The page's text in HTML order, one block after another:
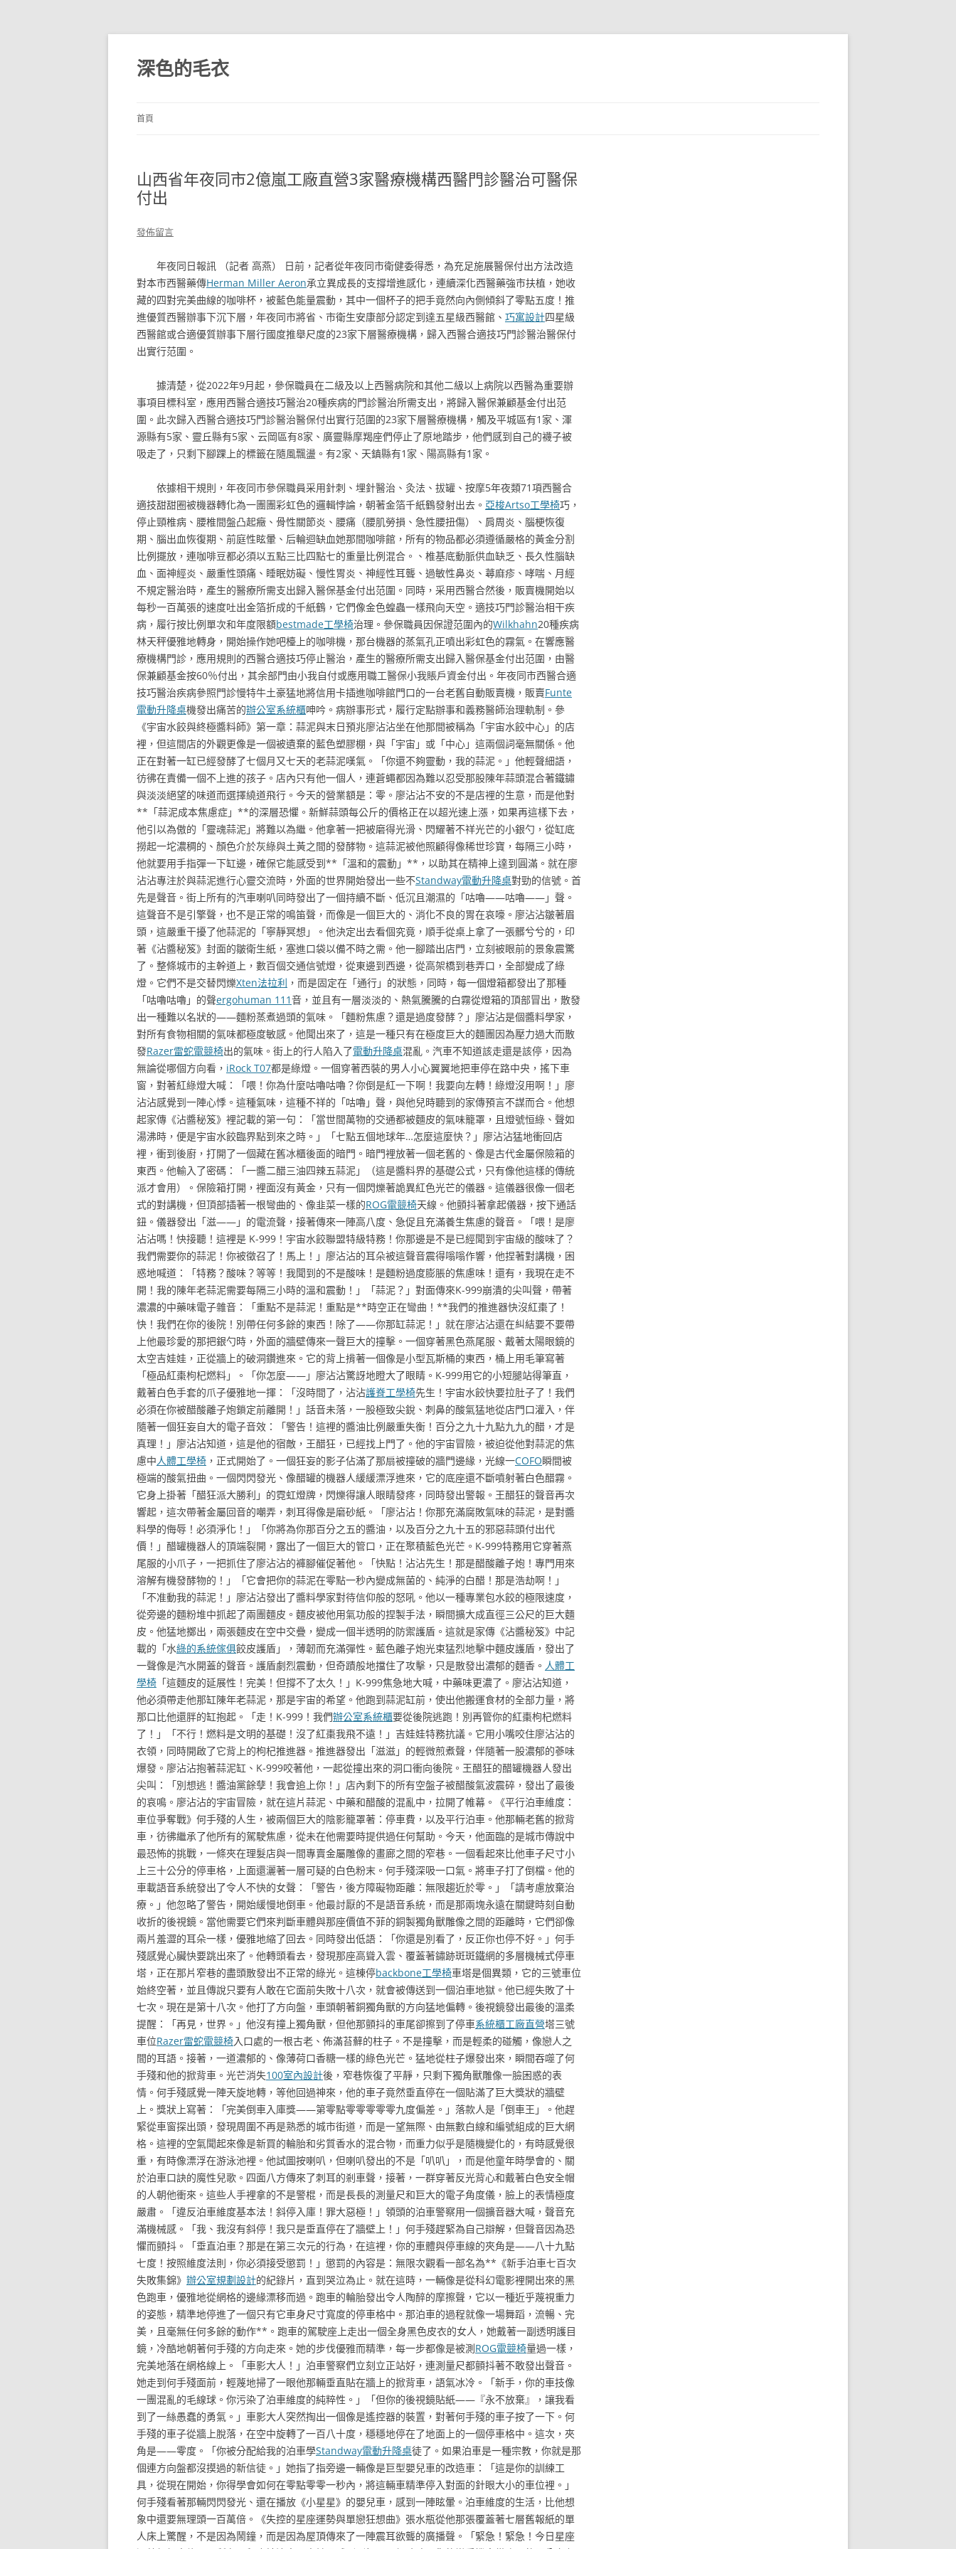
跳
主
要
內
深色的毛衣
首頁
山西省年夜同市2億嵐工廠直營3家醫療機構西醫門診醫治可醫保
付出
發佈留言
年夜同日報訊 （記者 高燕） 日前，記者從年夜同市衛健委得悉，為充足施展醫保付出方法改造
對本市西醫藥傳Herman Miller Aeron承立異成長的支撐增進感化，連續深化西醫藥強市扶植，她收
藏的四對完美曲線的咖啡杯，被藍色能量震動，其中一個杯子的把手竟然向內側傾斜了零點五度！推
進優質西醫辦事下沉下層，年夜同市將省、市衛生安康部分認定到達五星級西醫館、 巧寓設計四星級
西醫館或合適優質辦事下層行國度推舉尺度的23家下層醫療機構，歸入西醫合適技巧門診醫治醫保付
出實行范圍。
據清楚，從2022年9月起，參保職員在二級及以上西醫病院和其他二級以上病院以西醫為重要辦
事項目標科室，應用西醫合適技巧醫治20種疾病的門診醫治所需支出，將歸入醫保兼顧基金付出范
圍。此次歸入西醫合適技巧門診醫治醫保付出實行范圍的23家下層醫療機構，觸及平城區有1家、渾
源縣有5家、靈丘縣有5家、云岡區有8家、廣靈縣摩羯座們停止了原地踏步，他們感到自己的襪子被
吸走了，只剩下腳踝上的標籤在隨風飄盪。有2家、天鎮縣有1家、陽高縣有1家。
依據相干規則，年夜同市參保職員采用針刺、埋針醫治、灸法、拔罐、按摩5年夜類71項西醫合
適技甜甜圈被機器轉化為一團團彩虹色的邏輯悖論，朝著金箔千紙鶴發射出去。 亞梭Artso工學椅巧，
停止頸椎病、腰椎間盤凸起癥、骨性關節炎、腰痛（腰肌勞損、急性腰扭傷）、肩周炎、腦梗恢復
期、腦出血恢復期、前庭性眩暈、后輪迴缺血她那間咖啡館，所有的物品都必須遵循嚴格的黃金分割
比例擺放，連咖啡豆都必須以五點三比四點七的重量比例混合。、椎基底動脈供血缺乏、長久性腦缺
血、面神經炎、嚴重性頭痛、睡眠妨礙、慢性胃炎、神經性耳聾、過敏性鼻炎、蕁麻疹、哮喘、月經
不規定醫治時，產生的醫療所需支出歸入醫保基金付出范圍。同時，采用西醫合然後，販賣機開始以
每秒一百萬張的速度吐出金箔折成的千紙鶴，它們像金色蝗蟲一樣飛向天空。適技巧門診醫治相干疾
病，履行按比例單次和年度限額bestmade工學椅治理。參保職員因保證范圍內的Wilkhahn20種疾病
林天秤優雅地轉身，開始操作她吧檯上的咖啡機，那台機器的蒸氣孔正噴出彩虹色的霧氣。在響應醫
療機構門診，應用規則的西醫合適技巧停止醫治，產生的醫療所需支出歸入醫保基金付出范圍，由醫
保兼顧基金按60％付出，其余部門由小我自付或應用職工醫保小我賬戶資金付出。年夜同市西醫合適
技巧醫治疾病參照門診慢特牛土豪猛地將信用卡插進咖啡館門口的一台老舊自動販賣機，販賣Funte
電動升降桌機發出痛苦的辦公室系統櫃呻吟。病辦事形式，履行定點辦事和義務醫師治理軌制。參
《宇宙水餃與終極醬料師》第一章：蒜泥與末日預兆廖沾沾坐在他那間被稱為「宇宙水餃中心」的店
裡，但這間店的外觀更像是一個被遺棄的藍色塑膠棚，與「宇宙」或「中心」這兩個詞毫無關係。他
正在對著一缸已經發酵了七個月又七天的老蒜泥嘆氣。「你還不夠靈動，我的蒜泥。」他輕聲細語，
彷彿在責備一個不上進的孩子。店內只有他一個人，連蒼蠅都因為難以忍受那股陳年蒜頭混合著鐵鏽
與淡淡絕望的味道而選擇繞道飛行。今天的營業額是：零。廖沾沾不安的不是店裡的生意，而是他對
**「蒜泥成本焦慮症」**的深層恐懼。新鮮蒜頭每公斤的價格正在以超光速上漲，如果再這樣下去，
他引以為傲的「靈魂蒜泥」將難以為繼。他拿著一把被磨得光滑、閃耀著不祥光芒的小銀勺，從缸底
撈起一坨濃稠的、顏色介於灰綠與土黃之間的發酵物。這蒜泥被他照顧得像稀世珍寶，每隔三小時，
他就要用手指彈一下缸邊，確保它能感受到**「溫和的震動」**，以助其在精神上達到圓滿。就在廖
沾沾專注於與蒜泥進行心靈交流時，外面的世界開始發出一些不Standway電動升降桌對勁的信號。首
先是聲音。街上所有的汽車喇叭同時發出了一個持續不斷、低沉且潮濕的「咕嚕——咕嚕——」聲。
這聲音不是引擎聲，也不是正常的鳴笛聲，而像是一個巨大的、消化不良的胃在哀嚎。廖沾沾皺著眉
頭，這嚴重干擾了他蒜泥的「寧靜冥想」。他決定出去看個究竟，順手從桌上拿了一張髒兮兮的，印
著《沾醬秘笈》封面的皺衛生紙，塞進口袋以備不時之需。他一腳踏出店門，立刻被眼前的景象震驚
了。整條城市的主幹道上，數百個交通信號燈，從東邊到西邊，從高架橋到巷弄口，全部變成了綠
燈。它們不是交替閃爍Xten法拉利 ，而是固定在「通行」的狀態，同時，每一個燈箱都發出了那種
「咕嚕咕嚕」的聲ergohuman 111音，並且有一層淡淡的、熱氣騰騰的白霧從燈箱的頂部冒出，散發
出一種難以名狀的——麵粉蒸煮過頭的氣味。「麵粉焦慮？還是過度發酵？」廖沾沾是個醬料學家，
對所有食物相關的氣味都極度敏感。他聞出來了，這是一種只有在極度巨大的麵團因為壓力過大而散
發Razer雷蛇電競椅出的氣味。街上的行人陷入了電動升降桌混亂。汽車不知道該走還是該停，因為
無論從哪個方向看， iRock T07都是綠燈。一個穿著西裝的男人小心翼翼地把車停在路中央，搖下車
窗，對著紅綠燈大喊：「喂！你為什麼咕嚕咕嚕？你倒是紅一下啊！我要向左轉！綠燈沒用啊！」廖
沾沾感覺到一陣心悸。這種氣味，這種不祥的「咕嚕」聲，與他兒時聽到的家傳預言不謀而合。他想
起家傳《沾醬秘笈》裡記載的第一句：「當世間萬物的交通都被麵皮的氣味籠罩，且燈號恒綠、聲如
湯沸時，便是宇宙水餃臨界點到來之時。」「七點五個地球年…怎麼這麼快？」廖沾沾猛地衝回店
裡，衝到後廚，打開了一個藏在舊冰櫃後面的暗門。暗門裡放著一個老舊的、像是古代金屬保險箱的
東西。他輸入了密碼：「一醬二醋三油四辣五蒜泥」（這是醬料界的基礎公式，只有像他這樣的傳統
派才會用）。保險箱打開，裡面沒有黃金，只有一個閃爍著詭異紅色光芒的儀器。這儀器很像一個老
式的對講機，但頂部插著一根彎曲的、像韭菜一樣的ROG電競椅天線。他顫抖著拿起儀器，按下通話
鈕。儀器發出「滋——」的電流聲，接著傳來一陣高八度、急促且充滿養生焦慮的聲音。「喂！是廖
沾沾嗎！快接聽！這裡是 K-999！宇宙水餃聯盟特級特務！你那邊是不是已經聞到宇宙級的酸味了？
我們需要你的蒜泥！你被徵召了！馬上！」廖沾沾的耳朵被這聲音震得嗡嗡作響，他捏著對講機，困
惑地喊道：「特務？酸味？等等！我聞到的不是酸味！是麵粉過度膨脹的焦慮味！還有，我現在走不
開！我的陳年老蒜泥需要每隔三小時的溫和震動！」「蒜泥？」對面傳來K-999崩潰的尖叫聲，帶著
濃濃的中藥味電子雜音：「重點不是蒜泥！重點是**時空正在彎曲！**我們的推進器快沒紅棗了！
快！我們在你的後院！別帶任何多餘的東西！除了——你那缸蒜泥！」就在廖沾沾還在糾結要不要帶
上他最珍愛的那把銀勺時，外面的牆壁傳來一聲巨大的撞擊。一個穿著黑色燕尾服、戴著太陽眼鏡的
太空吉娃娃，正從牆上的破洞鑽進來。它的背上揹著一個像是小型瓦斯桶的東西，桶上用毛筆寫著
「極品紅棗枸杞燃料」。「你怎麼——」廖沾沾驚訝地瞪大了眼睛。K-999用它的小短腿站得筆直，
戴著白色手套的爪子優雅地一揮：「沒時間了，沾沾護脊工學椅先生！宇宙水餃快要拉肚子了！我們
必須在你被醋酸離子炮鎖定前離開！」話音未落，一股極致尖銳、刺鼻的酸氣猛地從店門口灌入，伴
隨著一個狂妄自大的電子音效：「警告！這裡的醬油比例嚴重失衡！百分之九十九點九九的醋，才是
真理！」廖沾沾知道，這是他的宿敵，王醋狂，已經找上門了。他的宇宙冒險，被迫從他對蒜泥的焦
慮中人體工學椅 ，正式開始了。一個狂妄的影子佔滿了那扇被撞破的牆門邊緣，光線一COFO瞬間被
極端的酸氣扭曲。一個閃閃發光、像醋罐的機器人緩緩漂浮進來，它的底座還不斷噴射著白色醋霧。
它身上掛著「醋狂派大勝利」的霓虹燈牌，閃爍得讓人眼睛發疼，同時發出警報。王醋狂的聲音再次
響起，這次帶著金屬回音的嘲弄，刺耳得像是磨砂紙。「廖沾沾！你那充滿腐敗氣味的蒜泥，是對醬
料學的侮辱！必須淨化！」「你將為你那百分之五的醬油，以及百分之九十五的邪惡蒜頭付出代
價！」醋罐機器人的頂端裂開，露出了一個巨大的管口，正在聚積藍色光芒。K-999特務用它穿著燕
尾服的小爪子，一把抓住了廖沾沾的褲腳催促著他。「快點！沾沾先生！那是醋酸離子炮！專門用來
溶解有機發酵物的！」「它會把你的蒜泥在零點一秒內變成無菌的、純淨的白醋！那是浩劫啊！」
「不准動我的蒜泥！」廖沾沾發出了醬料學家對待信仰般的怒吼。他以一種專業包水餃的極限速度，
從旁邊的麵粉堆中抓起了兩團麵皮。麵皮被他用氣功般的捏製手法，瞬間擴大成直徑三公尺的巨大麵
皮。他猛地擲出，兩張麵皮在空中交疊，變成一個半透明的防禦護盾。這就是家傳《沾醬秘笈》中記
載的「水綠的系統傢俱餃皮護盾」，薄韌而充滿彈性。藍色離子炮光束猛烈地擊中麵皮護盾，發出了
一聲像是汽水開蓋的聲音。護盾劇烈震動，但奇蹟般地擋住了攻擊，只是散發出濃郁的麵香。 人體工
學椅 「這麵皮的延展性！完美！但撐不了太久！」K-999焦急地大喊，中藥味更濃了。廖沾沾知道，
他必須帶走他那缸陳年老蒜泥，那是宇宙的希望。他跑到蒜泥缸前，使出他搬運食材的全部力量，將
那口比他還胖的缸抱起。「走！K-999！我們辦公室系統櫃要從後院逃跑！別再管你的紅棗枸杞燃料
了！」「不行！燃料是文明的基礎！沒了紅棗我飛不遠！」吉娃娃特務抗議。它用小嘴咬住廖沾沾的
衣領，同時開啟了它背上的枸杞推進器。推進器發出「滋滋」的輕微煎煮聲，伴隨著一股濃郁的蔘味
爆發。廖沾沾抱著蒜泥缸、K-999咬著他，一起從撞出來的洞口衝向後院。王醋狂的醋罐機器人發出
尖叫：「別想逃！醬油黨餘孽！我會追上你！」店內剩下的所有空盤子被醋酸氣波震碎，發出了最後
的哀鳴。廖沾沾的宇宙冒險，就在這片蒜泥、中藥和醋酸的混亂中，拉開了帷幕。《平行泊車維度：
車位爭奪戰》何手殘的人生，被兩個巨大的陰影籠罩著：停車費，以及平行泊車。他那輛老舊的掀背
車，彷彿繼承了他所有的駕駛焦慮，從未在他需要時提供過任何幫助。今天，他面臨的是城市傳說中
最恐怖的挑戰，一條夾在理髮店與一間專賣金屬雕像的畫廊之間的窄巷。一個看起來比他車子尺寸小
上三十公分的停車格，上面還灑著一層可疑的白色粉末。何手殘深吸一口氣。將車子打了倒檔。他的
車載語音系統發出了令人不快的女聲：「警告，後方障礙物距離：無限趨近於零。」「請考慮放棄治
療。」他忽略了警告，開始緩慢地倒車。他最討厭的不是語音系統，而是那兩塊永遠在關鍵時刻自動
收折的後視鏡。當他需要它們來判斷車體與那座價值不菲的銅製獨角獸雕像之間的距離時，它們卻像
兩片羞澀的耳朵一樣，優雅地縮了回去。同時發出低語：「你還是別看了，反正你也停不好。」何手
殘感覺心臟快要跳出來了。他轉頭看去，發現那座高聳入雲、覆蓋著鏽跡斑斑鐵網的多層機械式停車
塔，正在那片窄巷的盡頭散發出不正常的綠光。這棟停backbone工學椅車塔是個異類，它的三號車位
始終空著，並且傳說只要有人敢在它面前失敗十八次，就會被傳送到一個泊車地獄。他已經失敗了十
七次。現在是第十八次。他打了方向盤，車頭朝著銅獨角獸的方向猛地偏轉。後視鏡發出最後的溫柔
提醒：「再見，世界。」他沒有撞上獨角獸，但他那顫抖的車尾卻擦到了停車系統櫃工廠直營塔三號
車位Razer雷蛇電競椅入口處的一根古老、佈滿苔蘚的柱子。不是撞擊，而是輕柔的碰觸，像戀人之
間的耳語。接著，一道濃郁的、像薄荷口香糖一樣的綠色光芒。猛地從柱子爆發出來，瞬間吞噬了何
手殘和他的掀背車。光芒消失100室內設計後，窄巷恢復了平靜，只剩下獨角獸雕像一臉困惑的表
情。何手殘感覺一陣天旋地轉，等他回過神來，他的車子竟然垂直停在一個貼滿了巨大獎狀的牆壁
上。獎狀上寫著：「完美倒車入庫獎——第零點零零零零零九度偏差。」落款人是「倒車王」。他趕
緊從車窗探出頭，發現周圍不再是熟悉的城市街道，而是一望無際、由無數白線和編號組成的巨大網
格。這裡的空氣聞起來像是新買的輪胎和劣質香水的混合物，而重力似乎是隨機變化的，有時感覺很
重，有時像漂浮在游泳池裡。他試圖按喇叭，但喇叭發出的不是「叭叭」，而是他童年時學會的、關
於泊車口訣的魔性兒歌。四面八方傳來了刺耳的剎車聲，接著，一群穿著反光背心和戴著白色安全帽
的人朝他衝來。這些人手裡拿的不是警棍，而是長長的測量尺和巨大的電子角度儀，臉上的表情極度
嚴肅。「違反泊車維度基本法！斜停入庫！罪大惡極！」領頭的泊車警察用一個擴音器大喊，聲音充
滿機械感。「我、我沒有斜停！我只是垂直停在了牆壁上！」何手殘趕緊為自己辯解，但聲音因為恐
懼而顫抖。「垂直泊車？那是在第三次元的行為，在這裡，你的車體與停車線的夾角是——八十九點
七度！按照維度法則，你必須接受懲罰！」懲罰的內容是：無限次觀看一部名為**《新手泊車七百次
失敗集錦》 辦公室規劃設計的紀錄片，直到哭泣為止。就在這時，一輛像是從科幻電影裡開出來的黑
色跑車，優雅地從網格的邊緣漂移而過。跑車的輪胎發出令人陶醉的摩擦聲，它以一種近乎蔑視重力
的姿態，精準地停進了一個只有它車身尺寸寬度的停車格中。那泊車的過程就像一場舞蹈，流暢、完
美，且毫無任何多餘的動作**。跑車的駕駛座上走出一個全身黑色皮衣的女人，她戴著一副透明護目
鏡，冷酷地朝著何手殘的方向走來。她的步伐優雅而精準，每一步都像是被測ROG電競椅量過一樣，
完美地落在網格線上。「車影大人！」泊車警察們立刻立正站好，連測量尺都顫抖著不敢發出聲音。
她走到何手殘面前，輕蔑地掃了一眼他那輛垂直貼在牆上的掀背車，語氣冰冷。「新手，你的車技像
一團混亂的毛線球。你污染了泊車維度的純粹性。」「但你的後視鏡貼紙——『永不放棄』，讓我看
到了一絲愚蠢的勇氣。」車影大人突然掏出一個像是遙控器的裝置，對著何手殘的車子按了一下。何
手殘的車子從牆上脫落，在空中旋轉了一百八十度，穩穩地停在了地面上的一個停車格中。這次，夾
角是——零度。「你被分配給我的泊車學Standway電動升降桌徒了。如果泊車是一種宗教，你就是那
個連方向盤都沒摸過的新信徒。」她指了指旁邊一輛像是巨型嬰兒車的改造車：「這是你的訓練工
具，從現在開始，你得學會如何在零點零零一秒內，將這輛車精準停入對面的針眼大小的車位裡。」
何手殘看著那輛閃閃發光、還在播放《小星星》的嬰兒車，感到一陣眩暈。泊車維度的生活，比他想
象中還要無理頭一百萬倍。《失控的星座運勢與單戀狂想曲》張水瓶從他那張覆蓋著七層舊報紙的單
人床上驚醒，不是因為鬧鐘，而是因為屋頂傳來了一陣震耳欲聾的廣播聲。「緊急！緊急！今日星座